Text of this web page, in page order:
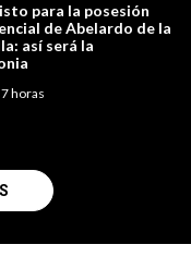
para la posesión
de Abelardo de la
así será la
7 horas